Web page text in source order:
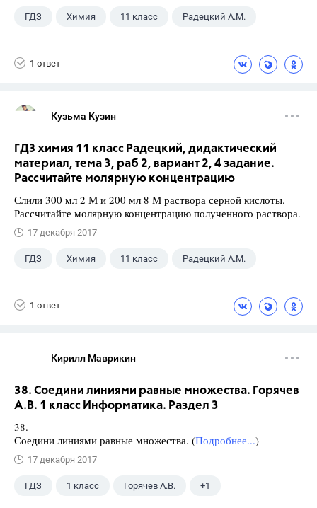
ГДЗ Химия 11 класс Радецкий А.М.
1 ответ
Кузьма Кузин
ГДЗ химия 11 класс Радецкий, дидактический
материал, тема 3, раб 2, вариант 2, 4 задание.
Рассчитайте молярную концентрацию
Слили 300 мл 2 М и 200 мл 8 М раствора серной кислоты.
Рассчитайте молярную концентрацию полученного раствора.
17 декабря 2017
ГДЗ Химия 11 класс Радецкий А.М.
1 ответ
Кирилл Маврикин
38. Соедини линиями равные множества. Горячев
А.В. 1 класс Информатика. Раздел 3
38.
Соедини линиями равные множества. (Подробнее...)
17 декабря 2017
ГДЗ 1 класс Горячев А.В. +1